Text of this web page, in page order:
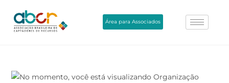
Área para Associados